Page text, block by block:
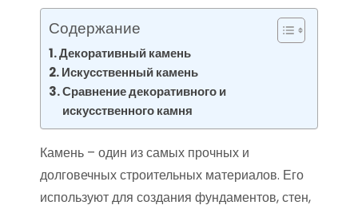
Содержание
Декоративный камень
Искусственный камень
Сравнение декоративного и
искусственного камня
Камень – один из самых прочных и
долговечных строительных материалов. Его
используют для создания фундаментов, стен,